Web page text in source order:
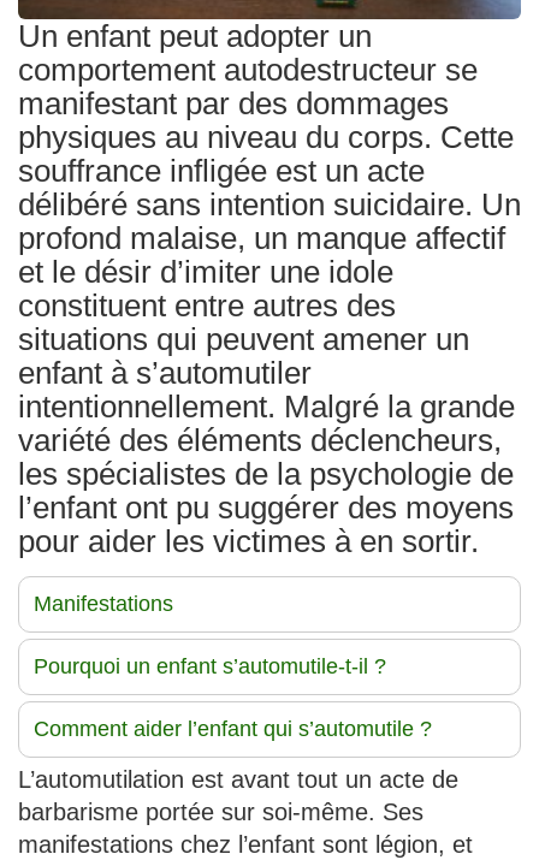
Un enfant peut adopter un
comportement autodestructeur se
manifestant par des dommages
physiques au niveau du corps. Cette
souffrance infligée est un acte
délibéré sans intention suicidaire. Un
profond malaise, un manque affectif
et le désir d’imiter une idole
constituent entre autres des
situations qui peuvent amener un
enfant à s’automutiler
intentionnellement. Malgré la grande
variété des éléments déclencheurs,
les spécialistes de la psychologie de
l’enfant ont pu suggérer des moyens
pour aider les victimes à en sortir.
Manifestations
Pourquoi un enfant s’automutile-t-il ?
Comment aider l’enfant qui s’automutile ?
L’automutilation est avant tout un acte de
barbarisme portée sur soi-même. Ses
manifestations chez l’enfant sont légion, et